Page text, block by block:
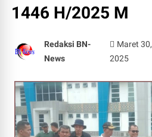
1446 H/2025 M
Redaksi BN-
News
Maret 30,
2025